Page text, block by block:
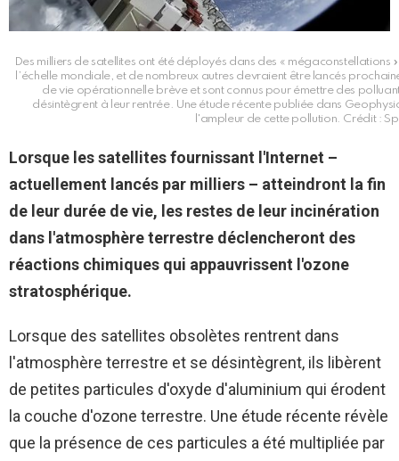
Des milliers de satellites ont été déployés dans des «
l’échelle mondiale, et de nombreux autres devraient être lancés
de vie opérationnelle brève et sont connus pour émettre des
désintègrent à leur rentrée. Une étude récente publiée dans
l'ampleur de cette pollution. Crédit :
Lorsque les satellites fournissant l'Internet –
actuellement lancés par milliers – atteindront la fin
de leur durée de vie, les restes de leur incinération
dans l'atmosphère terrestre déclencheront des
réactions chimiques qui appauvrissent l'ozone
stratosphérique.
Lorsque des satellites obsolètes rentrent dans
l'atmosphère terrestre et se désintègrent, ils libèrent
de petites particules d'oxyde d'aluminium qui érodent
la couche d'ozone terrestre. Une étude récente révèle
que la présence de ces particules a été multipliée par